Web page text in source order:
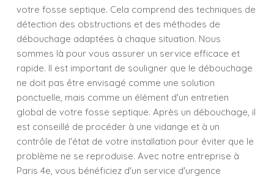
votre fosse septique. Cela comprend des techniques de
détection des obstructions et des méthodes de
débouchage adaptées à chaque situation. Nous
sommes là pour vous assurer un service efficace et
rapide. Il est important de souligner que le débouchage
ne doit pas être envisagé comme une solution
ponctuelle, mais comme un élément d'un entretien
global de votre fosse septique. Après un débouchage, il
est conseillé de procéder à une vidange et à un
contrôle de l'état de votre installation pour éviter que le
problème ne se reproduise. Avec notre entreprise à
Paris 4e, vous bénéficiez d'un service d'urgence